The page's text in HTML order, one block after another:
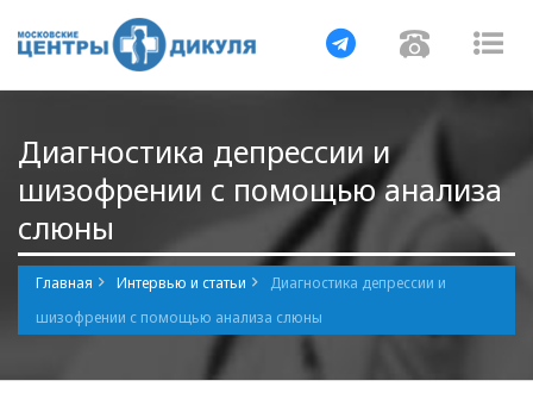
Навигация
Диагностика депрессии и
шизофрении с помощью анализа
слюны
Главная Интервью и статьи
Диагностика депрессии и
шизофрении с помощью анализа слюны